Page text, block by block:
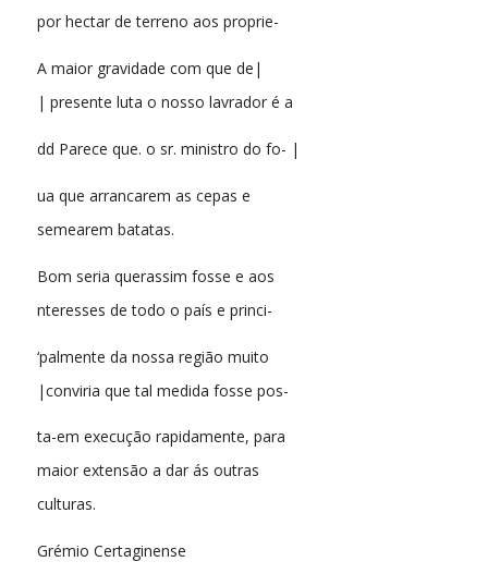
por hectar de terreno aos proprie-
A maior gravidade com que de|
| presente luta o nosso lavrador é a
dd Parece que. o sr. ministro do fo- |
ua que arrancarem as cepas e
semearem batatas.
Bom seria querassim fosse e aos
nteresses de todo o país e princi-
‘palmente da nossa região muito
|conviria que tal medida fosse pos-
ta-em execução rapidamente, para
maior extensão a dar ás outras
culturas.
Grémio Certaginense